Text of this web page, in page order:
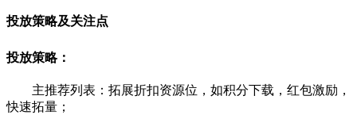
投放策略及关注点
投放策略：
主推荐列表：拓展折扣资源位，如积分下载，红包激励，
快速拓量；